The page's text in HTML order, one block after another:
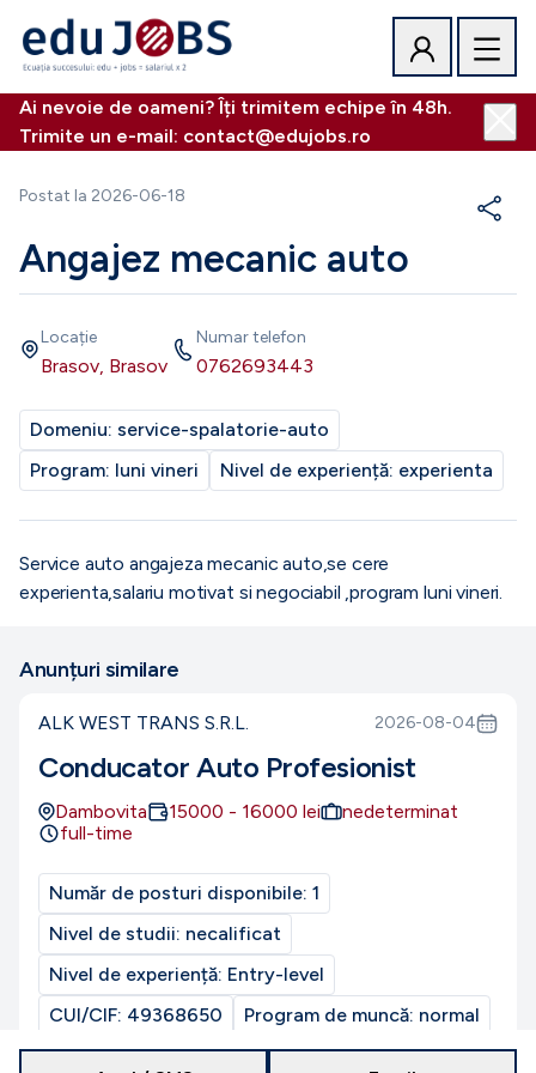
Ai nevoie de oameni? Îți trimitem echipe în 48h.
Trimite un e-mail: contact@edujobs.ro
Postat la 2026-06-18
Angajez mecanic auto
Locație
Brasov, Brasov
Numar telefon
0762693443
Domeniu: service-spalatorie-auto
Program: luni vineri Nivel de experiență: experienta
Service auto angajeza mecanic auto,se cere
experienta,salariu motivat si negociabil ,program luni vineri.
Anunțuri similare
ALK WEST TRANS S.R.L. 2026-08-04
Conducator Auto Profesionist
Dambovita 15000 - 16000 lei
nedeterminat
full-time
Număr de posturi disponibile: 1
Nivel de studii: necalificat
Nivel de experiență: Entry-level
CUI/CIF: 49368650 Program de muncă: normal